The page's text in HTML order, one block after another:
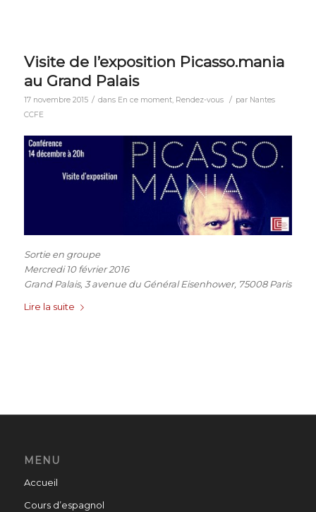
Visite de l’exposition Picasso.mania
au Grand Palais
17 novembre 2015 / dans En ce moment, Rendez-vous / par Nantes
CCFE
Sortie en groupe
Mercredi 10 février 2016
Grand Palais, 3 avenue du Général Eisenhower, 75008 Paris
Lire la suite
MENU
Accueil
Cours d’espagnol